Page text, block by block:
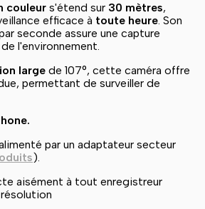
couleur s'étend sur 30 mètres,
efficace à toute heure. Son
seconde assure une capture
l'environnement.
large de 107°, cette caméra offre
permettant de surveiller de
par un adaptateur secteur
).
aisément à tout enregistreur